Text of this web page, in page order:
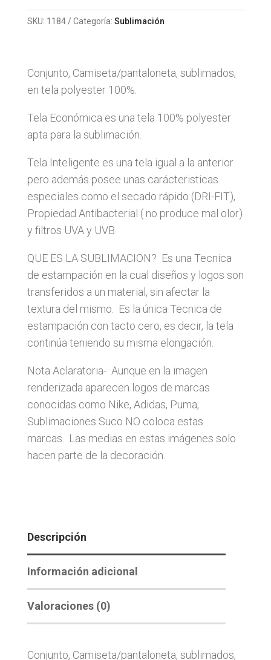
cantidad
SKU: 1184 Categoría: Sublimación
Conjunto, Camiseta/pantaloneta, sublimados,
en tela polyester 100%.
Tela Económica es una tela 100% polyester
apta para la sublimación.
Tela Inteligente es una tela igual a la anterior
pero además posee unas carácteristicas
especiales como el secado rápido (DRI-FIT),
Propiedad Antibacterial ( no produce mal olor)
y filtros UVA y UVB.
QUE ES LA SUBLIMACION? Es una Tecnica
de estampación en la cual diseños y logos son
transferidos a un material, sin afectar la
textura del mismo. Es la única Tecnica de
estampación con tacto cero, es decir, la tela
continúa teniendo su misma elongación.
Nota Aclaratoria- Aunque en la imagen
renderizada aparecen logos de marcas
conocidas como Nike, Adidas, Puma,
Sublimaciones Suco NO coloca estas
marcas. Las medias en estas imágenes solo
hacen parte de la decoración.
Descripción
Información adicional
Valoraciones (0)
Conjunto, Camiseta/pantaloneta, sublimados,